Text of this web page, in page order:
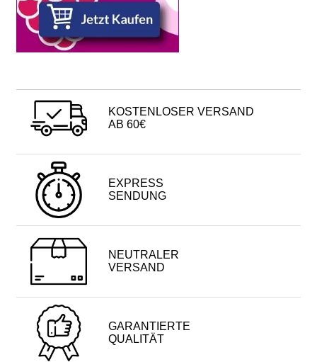
KOSTENLOSER VERSAND
AB 60€
EXPRESS
SENDUNG
NEUTRALER
VERSAND
GARANTIERTE
QUALITÄT